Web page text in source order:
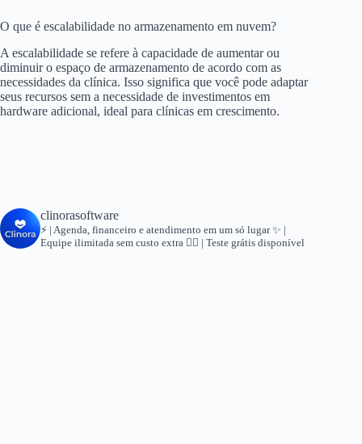
O que é escalabilidade no armazenamento em nuvem?
A escalabilidade se refere à capacidade de aumentar ou
diminuir o espaço de armazenamento de acordo com as
necessidades da clínica. Isso significa que você pode adaptar
seus recursos sem a necessidade de investimentos em
hardware adicional, ideal para clínicas em crescimento.
clinorasoftware
⚡ | Agenda, financeiro e atendimento em um só lugar✨ |
Equipe ilimitada sem custo extra 👇🏻 | Teste grátis disponível